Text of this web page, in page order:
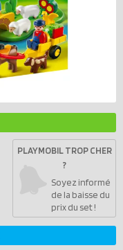
PLAYMOBIL TROP CHER
?
Soyez informé
de la baisse du
prix du set !